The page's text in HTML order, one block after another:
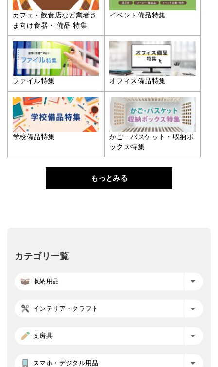
カフェ・飲食店など業者さ
ま向け食器・ 備品 特集
イベント備品特集
ファイル特集 オフィス備品特集
学校備品特集
かご・バスケット・収納ボ
ックス特集
もっとみる
カテゴリ一覧
収納用品
インテリア・クラフト
文房具
スマホ・デジタル用品